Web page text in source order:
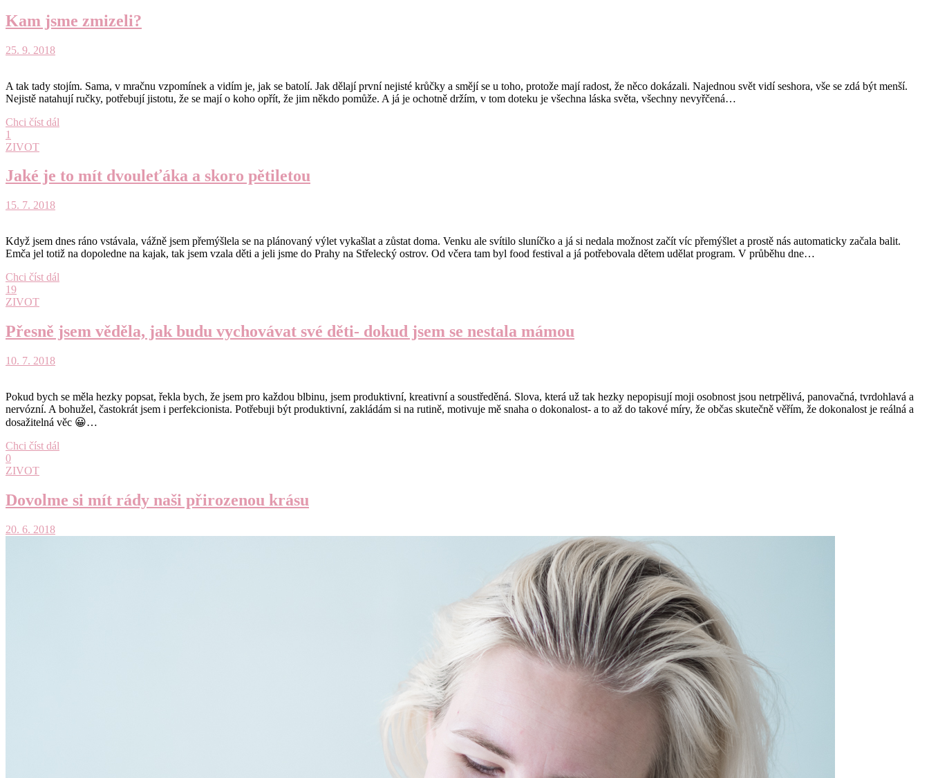
Kam jsme zmizeli?
25. 9. 2018
A tak tady stojím. Sama, v mračnu vzpomínek a vidím je, jak se batolí. Jak dělají první nejisté krůčky a smějí se u toho, protože mají radost, že něco dokázali. Najednou svět vidí seshora, vše se zdá být menší.
Nejistě natahují ručky, potřebují jistotu, že se mají o koho opřít, že jim někdo pomůže. A já je ochotně držím, v tom doteku je všechna láska světa, všechny nevyřčená…
Chci číst dál
1
ZIVOT
Jaké je to mít dvouleťáka a skoro pětiletou
15. 7. 2018
Když jsem dnes ráno vstávala, vážně jsem přemýšlela se na plánovaný výlet vykašlat a zůstat doma. Venku ale svítilo sluníčko a já si nedala možnost začít víc přemýšlet a prostě nás automaticky začala balit.
Emča jel totiž na dopoledne na kajak, tak jsem vzala děti a jeli jsme do Prahy na Střelecký ostrov. Od včera tam byl food festival a já potřebovala dětem udělat program. V průběhu dne…
Chci číst dál
19
ZIVOT
Přesně jsem věděla, jak budu vychovávat své děti- dokud jsem se nestala mámou
10. 7. 2018
Pokud bych se měla hezky popsat, řekla bych, že jsem pro každou blbinu, jsem produktivní, kreativní a soustředěná. Slova, která už tak hezky nepopisují moji osobnost jsou netrpělivá, panovačná, tvrdohlavá a
nervózní. A bohužel, častokrát jsem i perfekcionista. Potřebuji být produktivní, zakládám si na rutině, motivuje mě snaha o dokonalost- a to až do takové míry, že občas skutečně věřím, že dokonalost je reálná a
dosažitelná věc 😀…
Chci číst dál
0
ZIVOT
Dovolme si mít rády naši přirozenou krásu
20. 6. 2018